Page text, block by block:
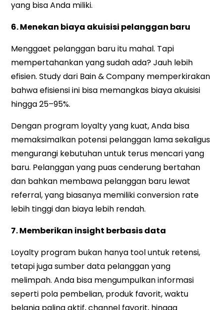
yang bisa Anda miliki.
6. Menekan biaya akuisisi pelanggan baru
Menggaet pelanggan baru itu mahal. Tapi
mempertahankan yang sudah ada? Jauh lebih
efisien. Study dari Bain & Company memperkirakan
bahwa efisiensi ini bisa memangkas biaya akuisisi
hingga 25–95%.
Dengan program loyalty yang kuat, Anda bisa
memaksimalkan potensi pelanggan lama sekaligus
mengurangi kebutuhan untuk terus mencari yang
baru. Pelanggan yang puas cenderung bertahan
dan bahkan membawa pelanggan baru lewat
referral, yang biasanya memiliki conversion rate
lebih tinggi dan biaya lebih rendah.
7. Memberikan insight berbasis data
Loyalty program bukan hanya tool untuk retensi,
tetapi juga sumber data pelanggan yang
melimpah. Anda bisa mengumpulkan informasi
seperti pola pembelian, produk favorit, waktu